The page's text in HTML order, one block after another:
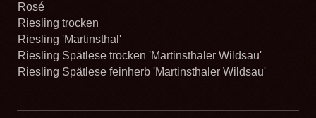
Rosé
Riesling trocken
Riesling 'Martinsthal'
Riesling Spätlese trocken 'Martinsthaler Wildsau'
Riesling Spätlese feinherb 'Martinsthaler Wildsau'